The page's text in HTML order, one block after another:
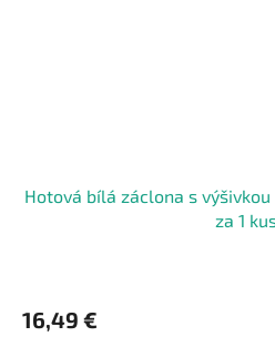
Hotová bílá záclona s výšivkou
za 1
16,49 €